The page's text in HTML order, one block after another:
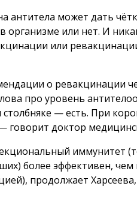
антитела может дать
организме или нет. И
или
о ревакцинации
про уровень
— есть. При
говорит доктор
иммунитет
более эффективен,
продолжает Харсеева,